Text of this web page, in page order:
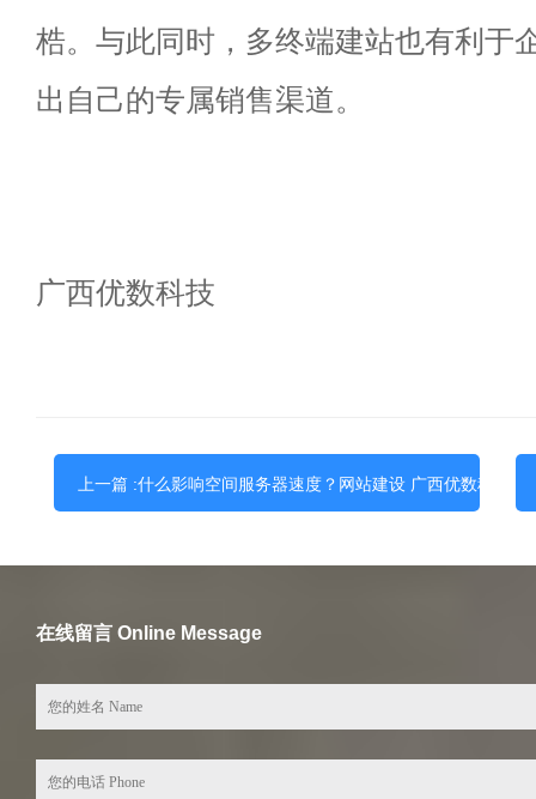
梏。与此同时，多终端建站也有利于
出自己的专属销售渠道。
广西优数科技
上一篇 :什么影响空间服务器速度？网站建设 广西优数科技
在线留言 Online Message